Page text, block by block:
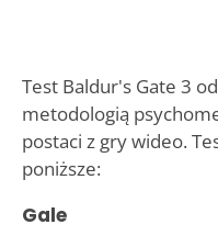
Test Baldur's Gate 3
metodologią
postaci z gry wideo.
poniższe:
Gale